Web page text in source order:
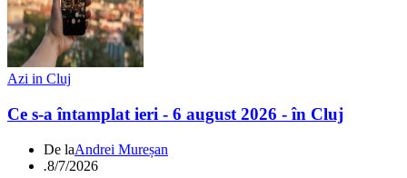
Azi in Cluj
Ce s-a întamplat ieri - 6 august 2026 - în Cluj
De laAndrei Mureșan
.8/7/2026